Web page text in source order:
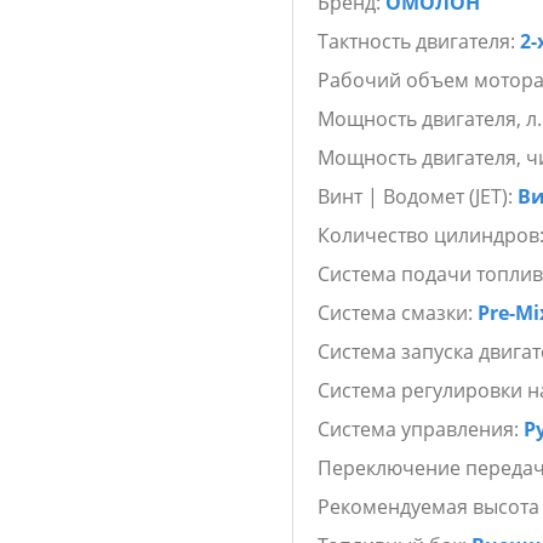
Благодаря двум
мотор может быть
Наконец, 12-литровый
Таким образом,
Тактность двигателя:
Рабочий объем
Мощность двигателя,
Мощность двигателя,
Винт | Водомет (JET):
Количество цилиндров:
Система подачи
Система смазки: Pre-
Система запуска
Система регулировки
Система управления:
Переключение
Рекомендуемая высота